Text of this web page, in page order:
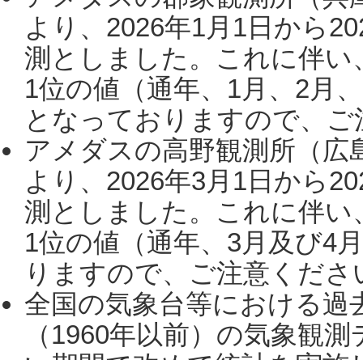
より、2026年1月1日から
測としました。これに伴い
1位の値（通年、1月、2月
となっておりますので、
アメダスの高野観測所（
より、2026年3月1日から
測としました。これに伴い
1位の値（通年、3月及び4
りますので、ご注意くだ
全国の気象台等における過
（1960年以前）の気象観